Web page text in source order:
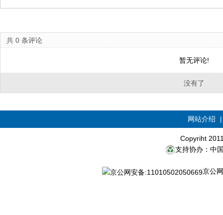
共 0 条评论
暂无评论!
没有了
网站介绍
Copyriht
支持协办：中
京公